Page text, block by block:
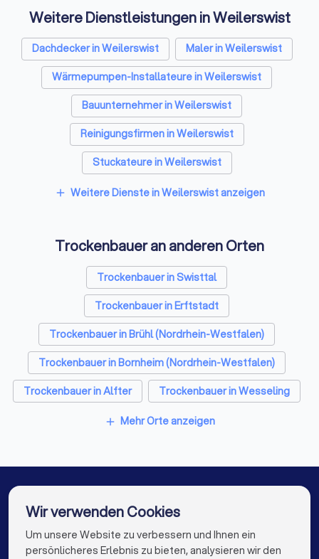
Weitere Dienstleistungen in Weilerswist
Dachdecker in Weilerswist
Maler in Weilerswist
Wärmepumpen-Installateure in Weilerswist
Bauunternehmer in Weilerswist
Reinigungsfirmen in Weilerswist
Stuckateure in Weilerswist
Spezialisten für Dämmung in Weilerswist
Kammerjäger in Weilerswist
Sicherheitstechniker in Weilerswist
Sanitärinstallateure in Weilerswist
Fliesenleger in Weilerswist
Fensterbauer in Weilerswist
Bodenleger in Weilerswist
add Weitere Dienste in Weilerswist anzeigen
Trockenbauer an anderen Orten
Trockenbauer in Swisttal
Trockenbauer in Erftstadt
Trockenbauer in Brühl (Nordrhein-Westfalen)
Trockenbauer in Bornheim (Nordrhein-Westfalen)
Trockenbauer in Alfter
Trockenbauer in Wesseling
Trockenbauer in Euskirchen
Trockenbauer in Hürth
Trockenbauer in Hamburg
Trockenbauer in München
Trockenbauer in Köln
add Mehr Orte anzeigen
Die besten Trockenbauer für Sie
Wir verwenden Cookies
Um unsere Website zu verbessern und Ihnen ein
persönlicheres Erlebnis zu bieten, analysieren wir den